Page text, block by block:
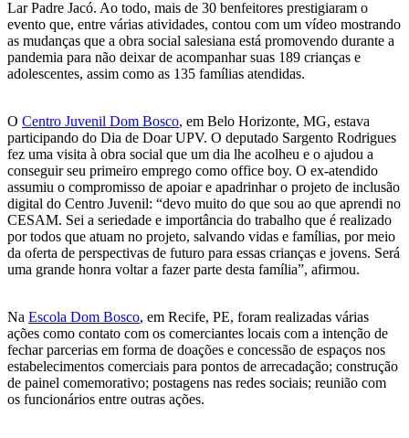
Lar Padre Jacó. Ao todo, mais de 30 benfeitores prestigiaram o
evento que, entre várias atividades, contou com um vídeo mostrando
as mudanças que a obra social salesiana está promovendo durante a
pandemia para não deixar de acompanhar suas 189 crianças e
adolescentes, assim como as 135 famílias atendidas.
O Centro Juvenil Dom Bosco, em Belo Horizonte, MG, estava
participando do Dia de Doar UPV. O deputado Sargento Rodrigues
fez uma visita à obra social que um dia lhe acolheu e o ajudou a
conseguir seu primeiro emprego como office boy. O ex-atendido
assumiu o compromisso de apoiar e apadrinhar o projeto de inclusão
digital do Centro Juvenil: “devo muito do que sou ao que aprendi no
CESAM. Sei a seriedade e importância do trabalho que é realizado
por todos que atuam no projeto, salvando vidas e famílias, por meio
da oferta de perspectivas de futuro para essas crianças e jovens. Será
uma grande honra voltar a fazer parte desta família”, afirmou.
Na Escola Dom Bosco, em Recife, PE, foram realizadas várias
ações como contato com os comerciantes locais com a intenção de
fechar parcerias em forma de doações e concessão de espaços nos
estabelecimentos comerciais para pontos de arrecadação; construção
de painel comemorativo; postagens nas redes sociais; reunião com
os funcionários entre outras ações.